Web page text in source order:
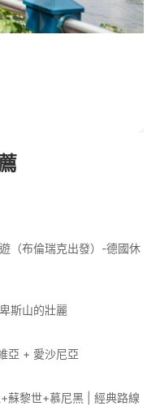
（布倫瑞克出發）-德國休
斯山的壯麗
亞 + 愛沙尼亞
蘇黎世+慕尼黑 | 經典路線